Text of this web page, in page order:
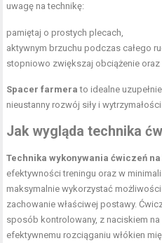
uwagę na technikę:
pamiętaj o prostych plecach,
aktywnym brzuchu podczas całego
stopniowo zwiększaj obciążenie oraz
Spacer farmera to idealne
nieustanny rozwój siły i wytrzymałości
Jak wygląda technika
Technika wykonywania ćwiczeń na
efektywności treningu oraz w
maksymalnie wykorzystać
zachowanie właściwej postawy.
sposób kontrolowany, z naciskiem na
efektywnemu rozciąganiu włókien